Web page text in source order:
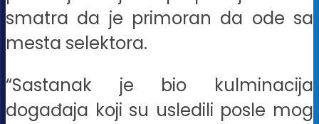
smatra da je primoran da ode sa
mesta selektora.
“Sastanak je bio kulminacija
događaja koji su usledili posle mog